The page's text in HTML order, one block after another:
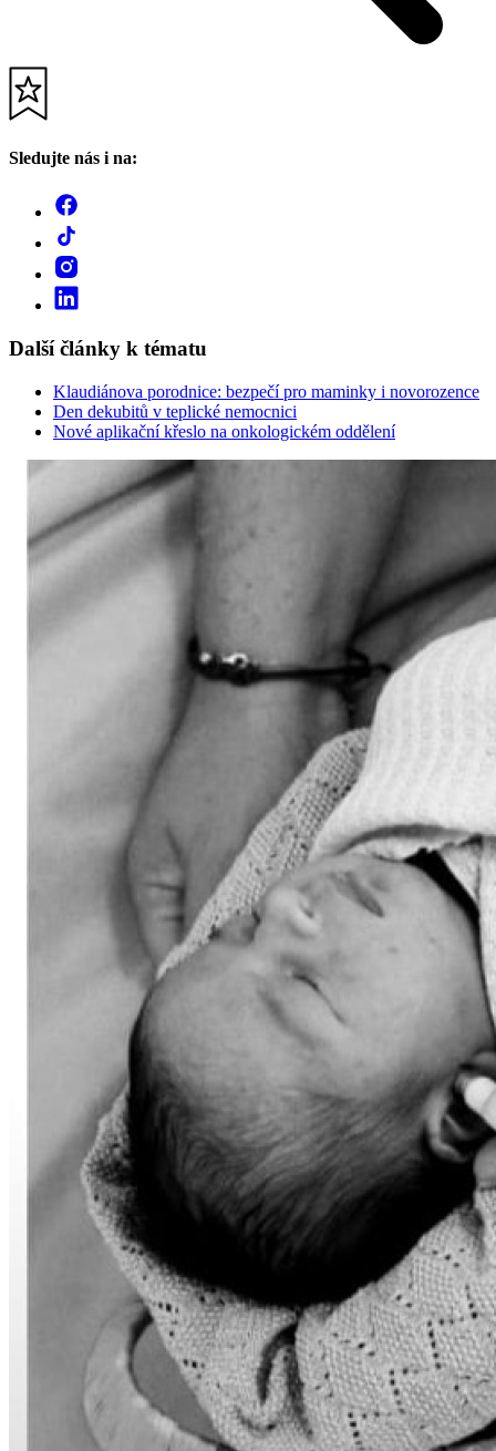
Sledujte nás i na:
Další články k tématu
Klaudiánova porodnice: bezpečí pro maminky i novorozence
Den dekubitů v teplické nemocnici
Nové aplikační křeslo na onkologickém oddělení